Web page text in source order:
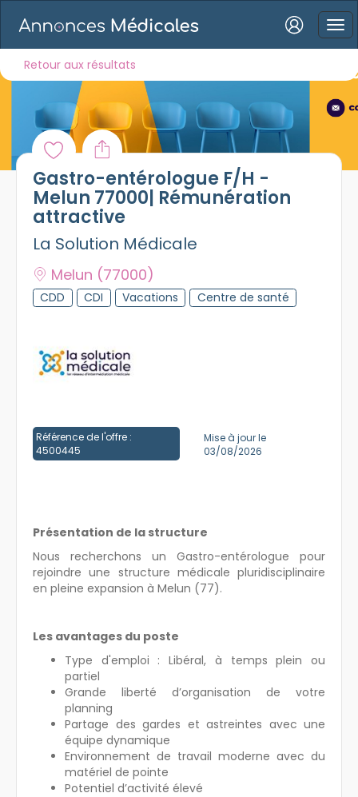
Mot de passe oublié ?
Connexion
Se connecter avec LinkedIn
Retour aux résultats
Gastro-entérologue F/H -
Melun 77000| Rémunération
attractive
La Solution Médicale
Melun (77000)
CDD CDI Vacations Centre de santé
Référence de l'offre :
4500445
Mise à jour le
03/08/2026
Présentation de la structure
Nous recherchons un Gastro-entérologue pour
rejoindre une structure médicale pluridisciplinaire
en pleine expansion à Melun (77).
Les avantages du poste
Type d'emploi : Libéral, à temps plein ou
partiel
Grande liberté d’organisation de votre
planning
Partage des gardes et astreintes avec une
équipe dynamique
Environnement de travail moderne avec du
matériel de pointe
Potentiel d’activité élevé